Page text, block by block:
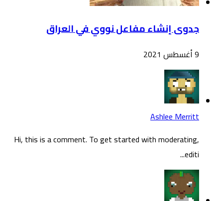
جدوى إنشاء مفاعل نووي في العراق
9 أغسطس 2021
Ashlee Merritt
Hi, this is a comment. To get started with moderating,
editi...